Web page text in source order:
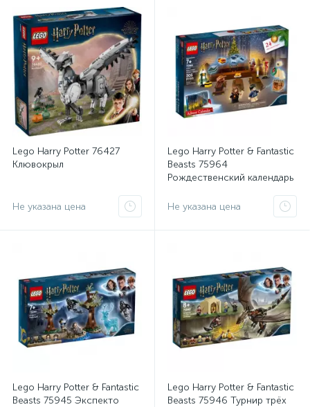
Lego Harry Potter 76427
Клювокрыл
Не указана цена
Lego Harry Potter & Fantastic
Beasts 75964
Рождественский календарь
Не указана цена
Lego Harry Potter & Fantastic
Beasts 75945 Экспекто
Lego Harry Potter & Fantastic
Beasts 75946 Турнир трёх